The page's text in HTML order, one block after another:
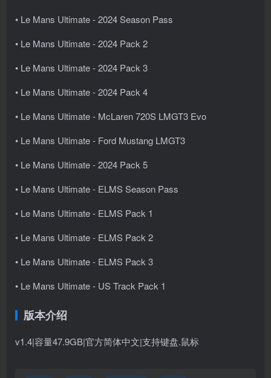
• Le Mans Ultimate - 2024 Season Pass
• Le Mans Ultimate - 2024 Pack 2
• Le Mans Ultimate - 2024 Pack 3
• Le Mans Ultimate - 2024 Pack 4
• Le Mans Ultimate - McLaren 720S LMGT3 Evo
• Le Mans Ultimate - Ford Mustang LMGT3
• Le Mans Ultimate - 2024 Pack 5
• Le Mans Ultimate - ELMS Season Pass
• Le Mans Ultimate - ELMS Pack 1
• Le Mans Ultimate - ELMS Pack 2
• Le Mans Ultimate - ELMS Pack 3
• Le Mans Ultimate - US Track Pack 1
版本介绍
v1.4|容量47.9GB|官方简体中文|支持键盘.鼠标